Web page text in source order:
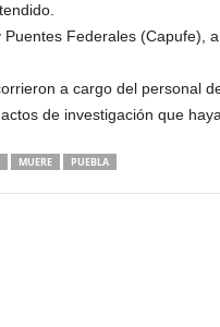
Federales
a cargo del personal
de investigación que
MUERE PUEBLA